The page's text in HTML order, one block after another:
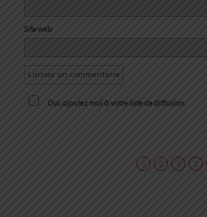
Site web
Oui, ajoutez moi à votre liste de diffusion.